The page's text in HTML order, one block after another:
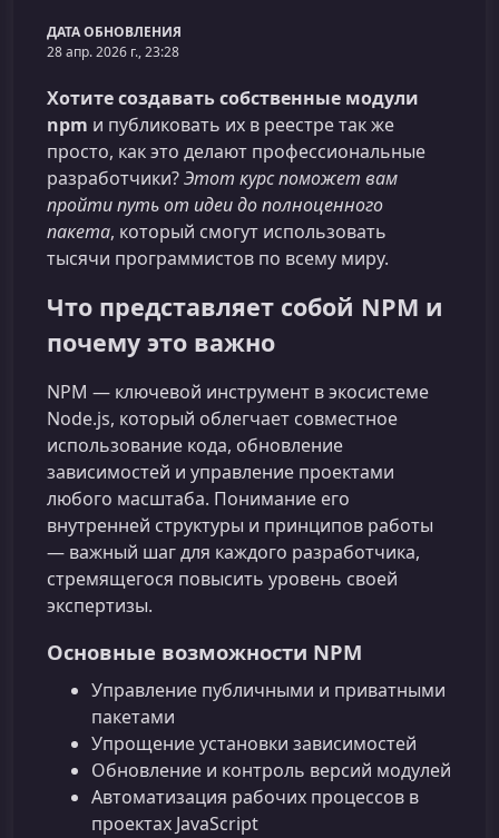
ДАТА ОБНОВЛЕНИЯ
28 апр. 2026 г., 23:28
Хотите создавать собственные модули
npm и публиковать их в реестре так же
просто, как это делают профессиональные
разработчики?Этот курс поможет вам
пройти путь от идеи до полноценного
пакета, который смогут использовать
тысячи программистов по всему миру.
Что представляет собой NPM и
почему это важно
NPM — ключевой инструмент в экосистеме
Node.js, который облегчает совместное
использование кода, обновление
зависимостей и управление проектами
любого масштаба. Понимание его
внутренней структуры и принципов работы
— важный шаг для каждого разработчика,
стремящегося повысить уровень своей
экспертизы.
Основные возможности NPM
Управление публичными и приватными
пакетами
Упрощение установки зависимостей
Обновление и контроль версий модулей
Автоматизация рабочих процессов в
проектах JavaScript